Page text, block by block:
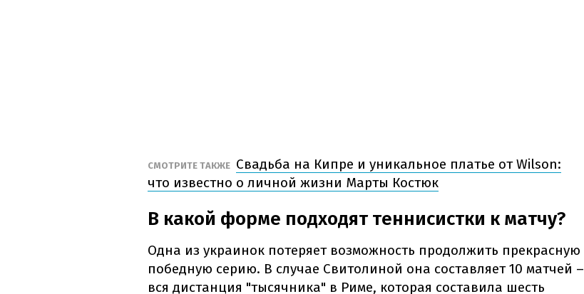
СМОТРИТЕ ТАКЖЕ Свадьба на Кипре и уникальное платье от Wilson:
что известно о личной жизни Марты Костюк
В какой форме подходят теннисистки к матчу?
Одна из украинок потеряет возможность продолжить прекрасную
победную серию. В случае Свитолиной она составляет 10 матчей –
вся дистанция "тысячника" в Риме, которая составила шесть